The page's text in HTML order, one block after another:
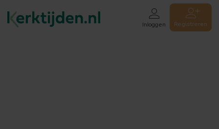
Inloggen Registreren